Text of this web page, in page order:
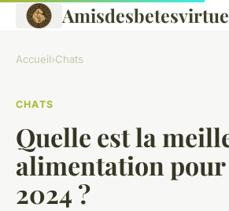
Accueil›Chats
CHATS
Quelle est la
alimentation pour
2024 ?